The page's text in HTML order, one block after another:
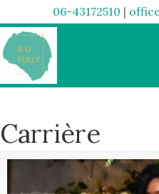
06-43172510 |
Carrière